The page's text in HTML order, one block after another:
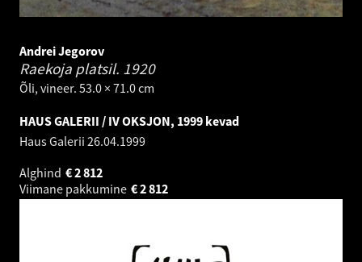
Andrei Jegorov
Raekoja platsil. 1920
Õli, vineer. 53.0 × 71.0 cm
HAUS GALERII / IV OKSJON, 1999 kevad
Haus Galerii 26.04.1999
Alghind
2 812
€
Viimane pakkumine
2 812
€